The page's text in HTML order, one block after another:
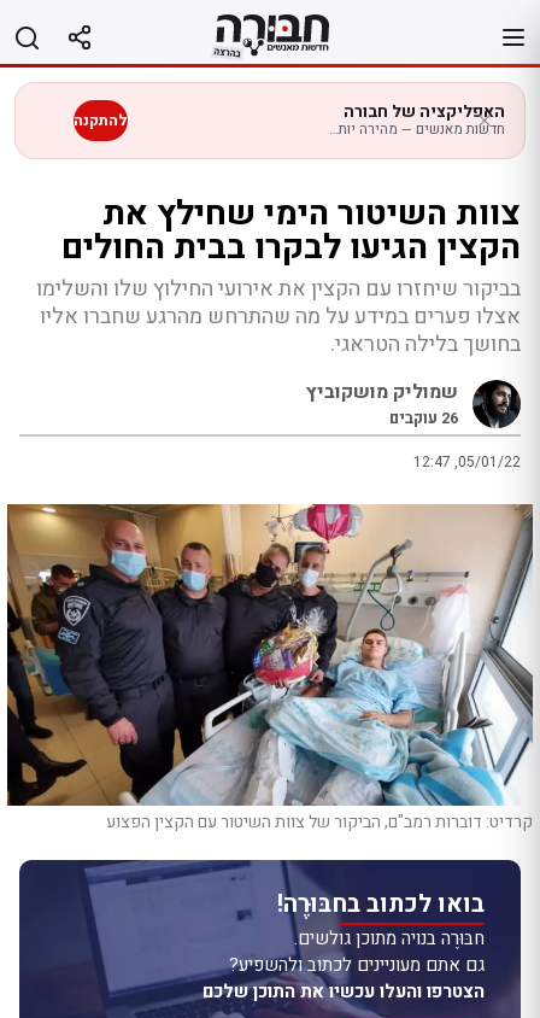
לתוכן
האפליקציה של חבורה
חדשות מאנשים — מהירה יותר בנייד להתקנה
צוות השיטור הימי שחילץ את
הקצין הגיעו לבקרו בבית החולים
בביקור שיחזרו עם הקצין את אירועי החילוץ שלו והשלימו
אצלו פערים במידע על מה שהתרחש מהרגע שחברו אליו
בחושך בלילה הטראגי.
שמוליק מושקוביץ
26 עוקבים
12:47 ,05/01/22
קרדיט: דוברות רמב"ם, הביקור של צוות השיטור עם הקצין הפצוע
בואו לכתוב בחבּוּרֶה!
חבּוּרֶה בנויה מתוכן גולשים.
גם אתם מעוניינים לכתוב ולהשפיע?
הצטרפו והעלו עכשיו את התוכן שלכם